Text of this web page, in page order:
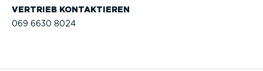
VERTRIEB KONTAK­TIEREN
069 6630 8024